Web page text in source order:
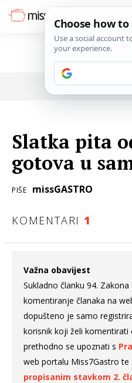
Slatka pita
gotova u
PIŠE missGASTRO
KOMENTARI 1
Važna obavijest
Sukladno članku 94.
komentiranje članaka na
dopušteno je samo
korisnik koji želi komentirati
prethodno se upoznati s
web portalu Miss7Gastro te
propisanim stavkom 2.